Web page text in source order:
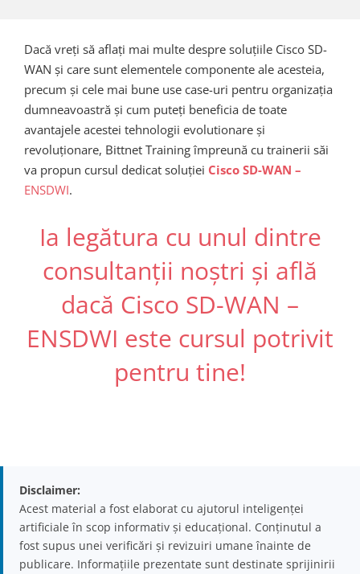
Dacă vreți să aflați mai multe despre soluțiile Cisco SD-
WAN și care sunt elementele componente ale acesteia,
precum și cele mai bune use case-uri pentru organizația
dumneavoastră și cum puteți beneficia de toate
avantajele acestei tehnologii evolutionare și
revoluționare, Bittnet Training împreună cu trainerii săi
va propun cursul dedicat soluției Cisco SD-WAN –
ENSDWI.
Ia legătura cu unul dintre
consultanții noștri și află
dacă Cisco SD-WAN –
ENSDWI este cursul potrivit
pentru tine!
Disclaimer:
Acest material a fost elaborat cu ajutorul inteligenței
artificiale în scop informativ și educațional. Conținutul a
fost supus unei verificări și revizuiri umane înainte de
publicare. Informațiile prezentate sunt destinate sprijinirii